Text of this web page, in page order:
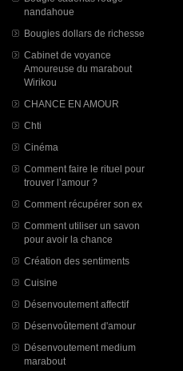
nandahoue
Bougies dollars de richesse
Cabinet de voyance
Amoureuse du marabout
Wirikou
CHANCE EN AMOUR
Chti
Cinéma
Comment faire le rituel pour
trouver l’amour ?
Comment récupérer son ex
Comment utiliser un savon
pour avoir la chance
Création des sentiments
Cuisine
Désenvoutement affectif
Désenvoûtement d'amour
Désenvoutement medium
marabout